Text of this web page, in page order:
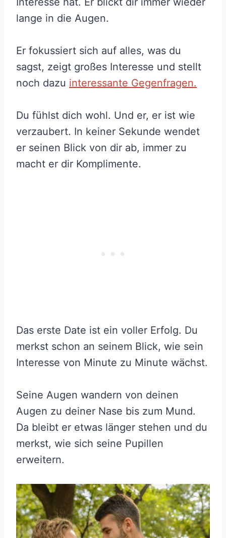
lange in die Augen.
Er fokussiert sich auf alles, was du
sagst, zeigt großes Interesse und stellt
noch dazu interessante Gegenfragen.
Du fühlst dich wohl. Und er, er ist wie
verzaubert. In keiner Sekunde wendet
er seinen Blick von dir ab, immer zu
macht er dir Komplimente.
Das erste Date ist ein voller Erfolg. Du
merkst schon an seinem Blick, wie sein
Interesse von Minute zu Minute wächst.
Seine Augen wandern von deinen
Augen zu deiner Nase bis zum Mund.
Da bleibt er etwas länger stehen und du
merkst, wie sich seine Pupillen
erweitern.